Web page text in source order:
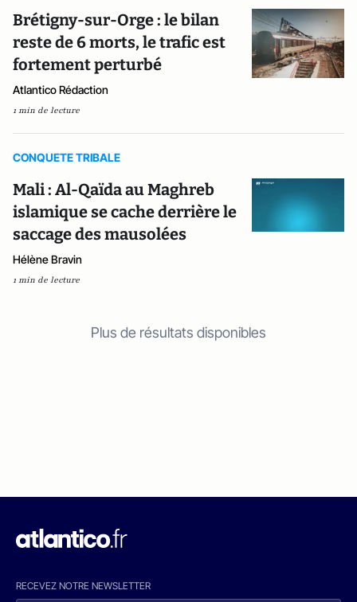
Brétigny-sur-Orge : le bilan
reste de 6 morts, le trafic est
fortement perturbé
Atlantico Rédaction
1 min de lecture
CONQUETE TRIBALE
Mali : Al-Qaïda au Maghreb
islamique se cache derrière le
saccage des mausolées
Hélène Bravin
1 min de lecture
Plus de résultats disponibles
RECEVEZ NOTRE NEWSLETTER